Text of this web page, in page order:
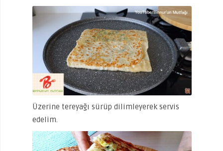
Üzerine tereyağı sürüp dilimleyerek servis
edelim.